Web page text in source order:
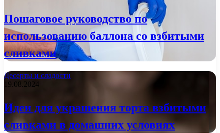
Пошаговое руководство по
использованию баллона со взбитыми
сливками
Десерты и сладости
19.08.2024
Идеи для украшения торта взбитыми
сливками в домашних условиях